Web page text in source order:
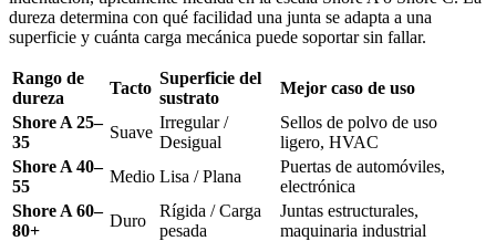
dureza determina con qué facilidad una junta se adapta a una
superficie y cuánta carga mecánica puede soportar sin fallar.
Rango de
dureza
Tacto
Superficie del
sustrato
Mejor caso de uso
Shore A 25–
35
Suave
Irregular /
Desigual
Sellos de polvo de uso
ligero, HVAC
Shore A 40–
55
Medio Lisa / Plana
Puertas de automóviles,
electrónica
Shore A 60–
80+
Duro
Rígida / Carga
pesada
Juntas estructurales,
maquinaria industrial